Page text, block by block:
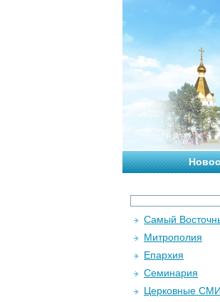
Самый
Митрополия
Епархия
Семинария
Церковные СМИ